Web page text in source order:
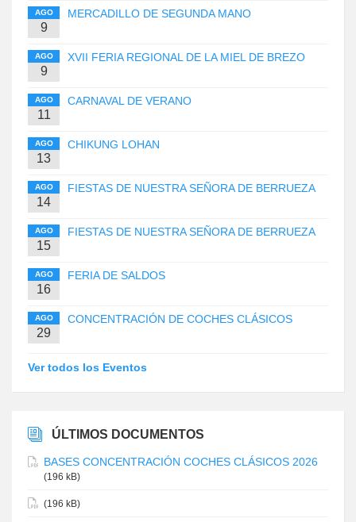
AGO
9
MERCADILLO DE SEGUNDA MANO
AGO
9
XVII FERIA REGIONAL DE LA MIEL DE BREZO
AGO
11
CARNAVAL DE VERANO
AGO
13
CHIKUNG LOHAN
AGO
14
FIESTAS DE NUESTRA SEÑORA DE BERRUEZA
AGO
15
FIESTAS DE NUESTRA SEÑORA DE BERRUEZA
AGO
16
FERIA DE SALDOS
AGO
29
CONCENTRACIÓN DE COCHES CLÁSICOS
Ver todos los Eventos
ÚLTIMOS DOCUMENTOS
BASES CONCENTRACIÓN COCHES CLÁSICOS 2026
(196 kB)
(196 kB)